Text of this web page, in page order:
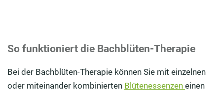
So funktioniert die Bachblüten-Therapie
Bei der Bachblüten-Therapie können Sie mit einzelnen
oder miteinander kombinierten Blütenessenzen einen